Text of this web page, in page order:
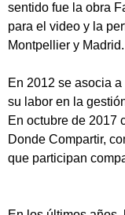
sentido fue la obra
para el video y la
Montpellier y Madrid.
En 2012 se asocia
su labor en la
En octubre de 2017
Donde Compartir,
que participan